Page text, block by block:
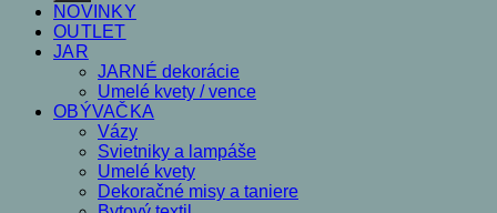
NOVINKY
OUTLET
JAR
JARNÉ dekorácie
Umelé kvety / vence
OBÝVAČKA
Vázy
Svietniky a lampáše
Umelé kvety
Dekoračné misy a taniere